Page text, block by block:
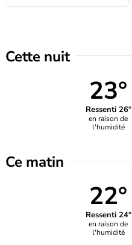
Cette nuit
23°
Ressenti 26°
en raison de
l'humidité
Ce matin
22°
Ressenti 24°
en raison de
l'humidité